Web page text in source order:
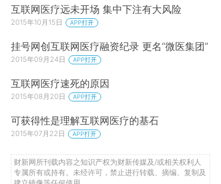
互联网医疗远未开场 集中下注有大风险
2015年10月15日 APP打开
挂号网创互联网医疗融资纪录 更名“微医集团”
2015年09月24日 APP打开
互联网医疗速死的原因
2015年08月20日 APP打开
可获得性是理解互联网医疗的基石
2015年07月22日 APP打开
财新网所刊载内容之知识产权为财新传媒及/或相关权利人
专属所有或持有。未经许可，禁止进行转载、摘编、复制及